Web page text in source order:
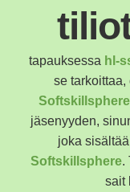
tapauksessa hl-
se
Softskillsphere
jäsenyyden,
joka
Softskillsphere.
sait